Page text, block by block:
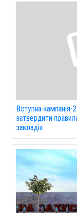
Вступна
затвердити
закладів